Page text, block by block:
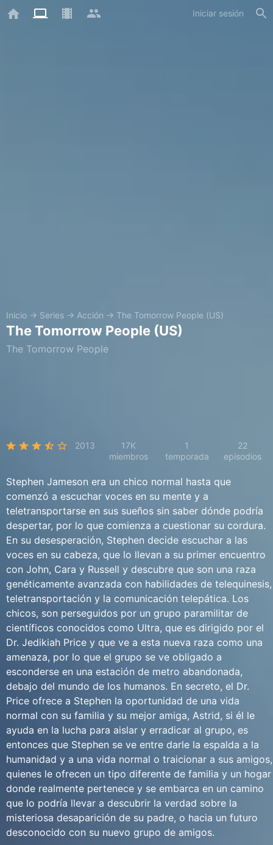
Iniciar sesión
Inicio → Series → Acción → The Tomorrow People (US)
The Tomorrow People (US)
The Tomorrow People
2013
17K
miembros
1
temporada
22
episodios
Stephen Jameson era un chico normal hasta que
comenzó a escuchar voces en su mente y a
teletransportarse en sus sueños sin saber dónde podría
despertar, por lo que comienza a cuestionar su cordura.
En su desesperación, Stephen decide escuchar a las
voces en su cabeza, que lo llevan a su primer encuentro
con John, Cara y Russell y descubre que son una raza
genéticamente avanzada con habilidades de telequinesis,
teletransportación y la comunicación telepática. Los
chicos, son perseguidos por un grupo paramilitar de
científicos conocidos como Ultra, que es dirigido por el
Dr. Jedikiah Price y que ve a esta nueva raza como una
amenaza, por lo que el grupo se ve obligado a
esconderse en una estación de metro abandonada,
debajo del mundo de los humanos. En secreto, el Dr.
Price ofrece a Stephen la oportunidad de una vida
normal con su familia y su mejor amiga, Astrid, si él le
ayuda en la lucha para aislar y erradicar al grupo, es
entonces que Stephen se ve entre darle la espalda a la
humanidad y a una vida normal o traicionar a sus amigos,
quienes le ofrecen un tipo diferente de familia y un hogar
donde realmente pertenece y se embarca en un camino
que lo podría llevar a descubrir la verdad sobre la
misteriosa desaparición de su padre, o hacia un futuro
desconocido con su nuevo grupo de amigos.